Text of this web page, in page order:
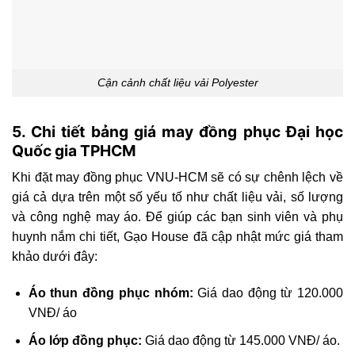
Cận cảnh chất liệu vải Polyester
5. Chi tiết bảng giá may đồng phục Đại học
Quốc gia TPHCM
Khi đặt may đồng phục VNU-HCM sẽ có sự chênh lệch về
giá cả dựa trên một số yếu tố như chất liệu vải, số lượng
và công nghệ may áo. Để giúp các bạn sinh viên và phụ
huynh nắm chi tiết, Gạo House đã cập nhật mức giá tham
khảo dưới đây:
Áo thun đồng phục nhóm: Giá dao động từ 120.000
VNĐ/ áo
Áo lớp đồng phục: Giá dao động từ 145.000 VNĐ/ áo.